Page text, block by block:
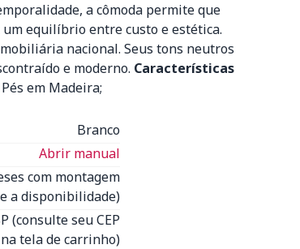
a cômoda permite que
um equilíbrio entre custo e estética.
nacional. Seus tons neutros
e moderno. Características
em Madeira;
Branco
Abrir manual
com montagem
a disponibilidade)
(consulte seu CEP
na tela de carrinho)